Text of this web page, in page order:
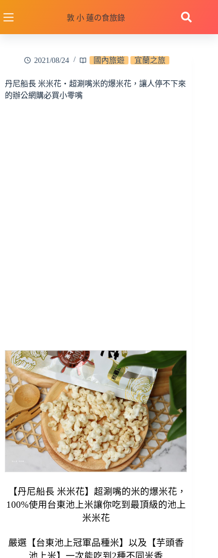
至
敦 小 蓮の食旅錄
2021/08/24 國內旅遊 宜蘭之旅
丹尼船長 米米花‧超涮嘴米的爆米花，讓人停不下來
的辦公網購必買小零嘴
【丹尼船長 米米花】超涮嘴的米的爆米花，
100%使用台東池上米讓你吃到最頂級的池上
米米花
嚴選【台東池上冠軍品種米】以及【芋頭香